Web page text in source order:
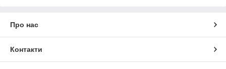
Про нас
Контакти